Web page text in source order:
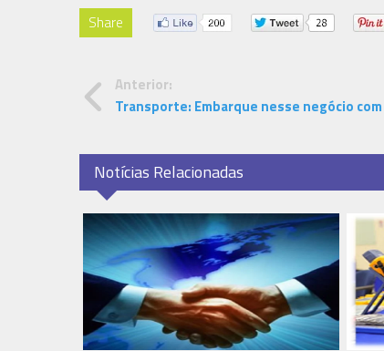
Share
Anterior:
Transporte: Embarque nesse negócio com
Notícias Relacionadas